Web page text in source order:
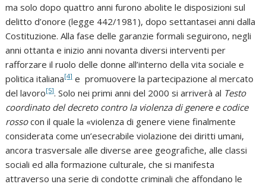
ma solo dopo quattro anni furono abolite le disposizioni sul
delitto d’onore (legge 442/1981), dopo settantasei anni dalla
Costituzione. Alla fase delle garanzie formali seguirono, negli
anni ottanta e inizio anni novanta diversi interventi per
rafforzare il ruolo delle donne all’interno della vita sociale e
politica italiana[4]e promuovere la partecipazione al mercato
del lavoro[5]. Solo nei primi anni del 2000 si arriverà al Testo
coordinato del decreto contro la violenza di genere e codice
rossocon il quale la «violenza di genere viene finalmente
considerata come un’esecrabile violazione dei diritti umani,
ancora trasversale alle diverse aree geografiche, alle classi
sociali ed alla formazione culturale, che si manifesta
attraverso una serie di condotte criminali che affondano le